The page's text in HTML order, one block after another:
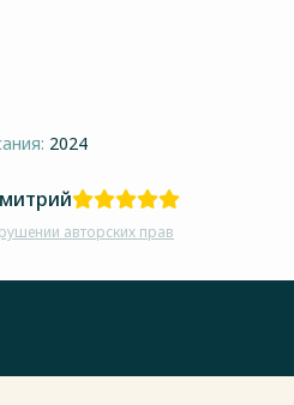
2024
авторских прав